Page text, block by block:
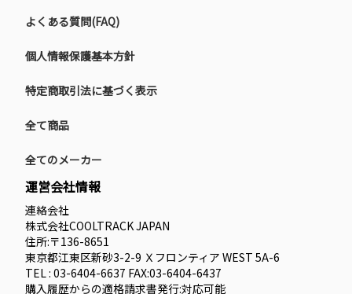
よくある質問(FAQ)
個人情報保護基本方針
特定商取引法に基づく表示
全て商品
全てのメーカー
運営会社情報
連絡会社
株式会社COOLTRACK JAPAN
住所:〒136-8651
東京都江東区新砂3-2-9 Ｘフロンティア WEST 5A-6
TEL : 03-6404-6637 FAX:03-6404-6437
購入履歴からの適格請求書発行:対応可能